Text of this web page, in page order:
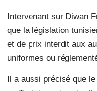
Intervenant sur Diwan
que la législation
et de prix interdit aux
uniformes ou
Il a aussi précisé que le